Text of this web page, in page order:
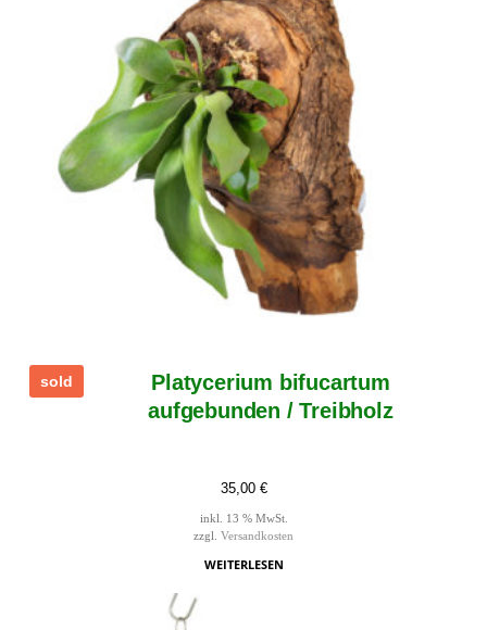
sold
Platycerium bifucartum
aufgebunden / Treibholz
35,00 €
inkl. 13 % MwSt.
zzgl. Versandkosten
WEITERLESEN